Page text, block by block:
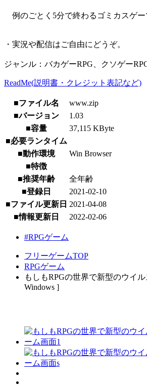
例のごとく5分で終わるゴミカスゲー
・実況や配信はご自由にどうぞ。
ジャンル：バカゲーRPG、クソゲー
ReadMe(説明書・クレジット表記など)
■ファイル名
www.zip
■バージョン
1.03
■容量
37,115 KByte
■必要ランタイム
■動作環境
Win Browser
■特徴
■推奨年齢
全年齢
■登録日
2021-02-10
■ファイル更新日 2021-04-08
■情報更新日
2022-02-06
#RPGゲーム
フリーゲームTOP
RPGゲーム
もしもRPGの世界で新型のウイ
Windows ]